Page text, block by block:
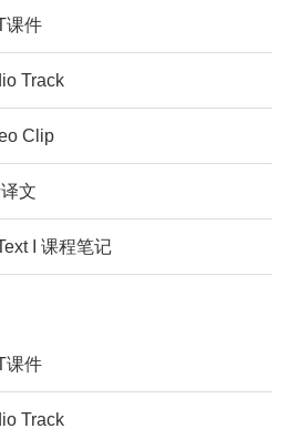
课件
Track
Clip
文
I 课程笔记
课件
Track